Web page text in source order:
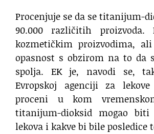
Procenjuje se da se titanijum-
90.000 različitih
kozmetičkim proizvodima,
opasnost s obzirom na to da
spolja. EK je, navodi se,
Evropskoj agenciji za
proceni u kom
titanijum-dioksid mogao
lekova i kakve bi bile posledice